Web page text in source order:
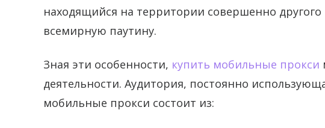
находящийся на территории совершенно другого
всемирную паутину.
Зная эти особенности, купить мобильные прокси
деятельности. Аудитория, постоянно
мобильные прокси состоит из: